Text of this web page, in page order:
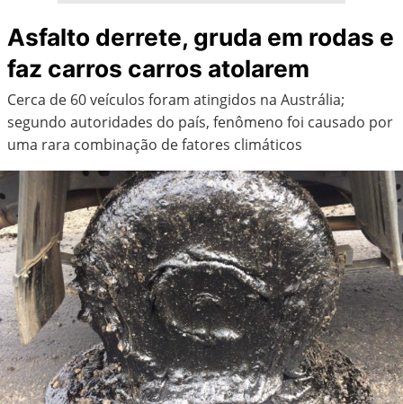
Asfalto derrete, gruda em rodas e
faz carros carros atolarem
Cerca de 60 veículos foram atingidos na Austrália;
segundo autoridades do país, fenômeno foi causado por
uma rara combinação de fatores climáticos